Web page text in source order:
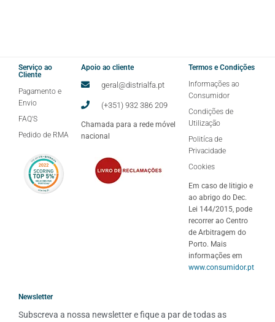
Serviço ao
Cliente
Pagamento e
Envio
FAQ'S
Pedido de RMA
Apoio ao cliente
geral@distrialfa.pt
(+351) 932 386 209
Chamada para a rede móvel
nacional
Termos e Condições
Informações ao
Consumidor
Condições de
Utilização
Politíca de
Privacidade
Cookies
Em caso de litigio e
ao abrigo do Dec.
Lei 144/2015, pode
recorrer ao Centro
de Arbitragem do
Porto. Mais
informações em
www.consumidor.pt
Newsletter
Subscreva a nossa newsletter e fique a par de todas as